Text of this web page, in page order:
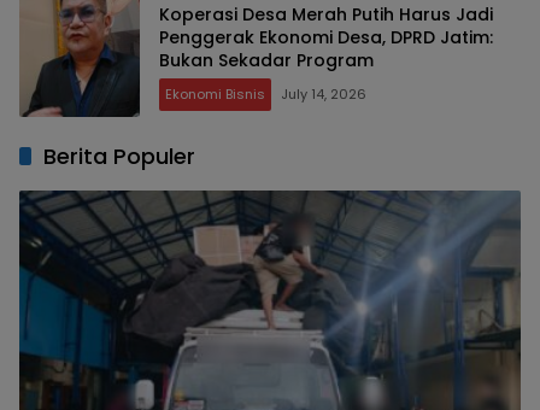
Koperasi Desa Merah Putih Harus Jadi
Penggerak Ekonomi Desa, DPRD Jatim:
Bukan Sekadar Program
Ekonomi Bisnis July 14, 2026
Berita Populer